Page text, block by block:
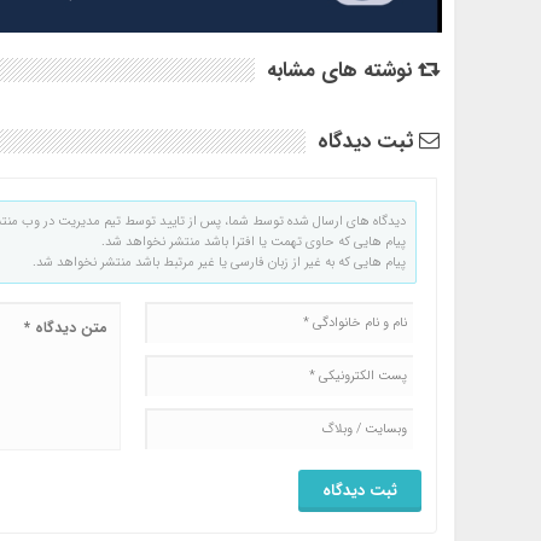
نوشته های مشابه
ثبت دیدگاه
دیدگاه های ارسال شده توسط شما، پس از تایید توسط تیم مدیریت در وب
پیام هایی که حاوی تهمت یا افترا باشد منتشر نخواهد شد.
پیام هایی که به غیر از زبان فارسی یا غیر مرتبط باشد منتشر نخواهد شد.